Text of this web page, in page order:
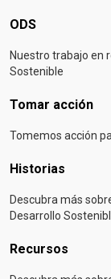
ODS
Nuestro trabajo en
Sostenible
Tomar acción
Tomemos acción
Historias
Descubra más
Desarrollo
Recursos